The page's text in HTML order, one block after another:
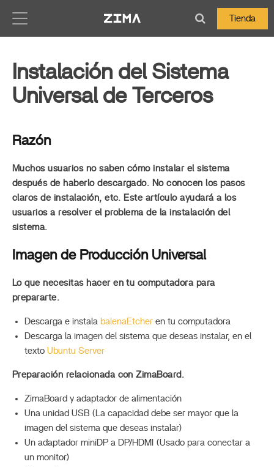
Tienda
Instalación del Sistema
Universal de Terceros
Razón
Muchos usuarios no saben cómo instalar el sistema
después de haberlo descargado. No conocen los pasos
claros de instalación, etc. Este artículo ayudará a los
usuarios a resolver el problema de la instalación del
sistema.
Imagen de Producción Universal
Lo que necesitas hacer en tu computadora para
prepararte.
Descarga e instala balenaEtcher en tu computadora
Descarga la imagen del sistema que deseas instalar, en el
texto Ubuntu Server
Preparación relacionada con ZimaBoard.
ZimaBoard y adaptador de alimentación
Una unidad USB (La capacidad debe ser mayor que la
imagen del sistema que deseas instalar)
Un adaptador miniDP a DP/HDMI (Usado para conectar a
un monitor)